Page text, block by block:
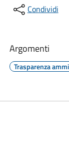
Condividi
Argomenti
Trasparenza